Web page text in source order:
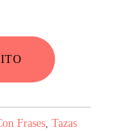
Frases, Tazas